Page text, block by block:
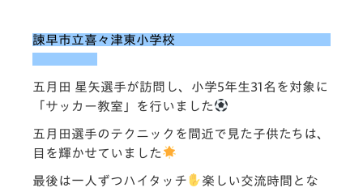
諫早市立喜々津東小学校
五月田 星矢選手が訪問し、小学5年生31名を対象に
「サッカー教室」を行いました
五月田選手のテクニックを間近で見た子供たちは、
目を輝かせていました
最後は一人ずつハイタッチ
楽しい交流時間とな